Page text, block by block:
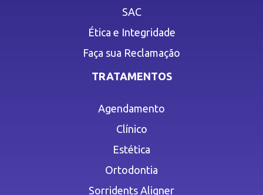
SAC
Ética e Integridade
Faça sua Reclamação
TRATAMENTOS
Agendamento
Clínico
Estética
Ortodontia
Sorridents Aligner